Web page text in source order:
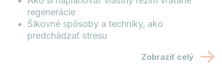
regenerácie
Šikovné spôsoby a techniky, ako
predchádzať stresu
Zobraziť celý